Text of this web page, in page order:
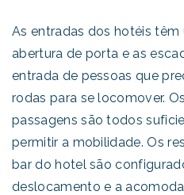
As entradas dos hotéis
abertura de porta e as
entrada de pessoas que
rodas para se locomover.
passagens são todos
permitir a mobilidade. Os
bar do hotel são
deslocamento e a